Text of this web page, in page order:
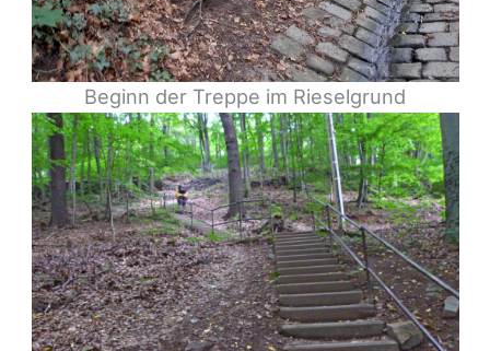
Beginn der Treppe im Rieselgrund